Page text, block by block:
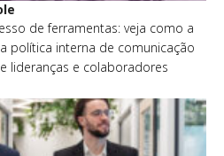
de ferramentas: veja como a
política interna de comunicação
lideranças e colaboradores